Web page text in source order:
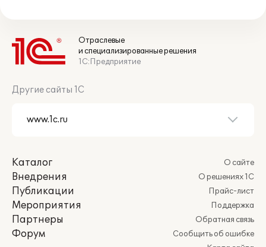
Отраслевые
и специализированные решения
1С:Предприятие
Другие сайты 1С
Каталог
Внедрения
Публикации
Мероприятия
Партнеры
Форум
О сайте
О решениях 1С
Прайс-лист
Поддержка
Обратная связь
Сообщить об ошибке